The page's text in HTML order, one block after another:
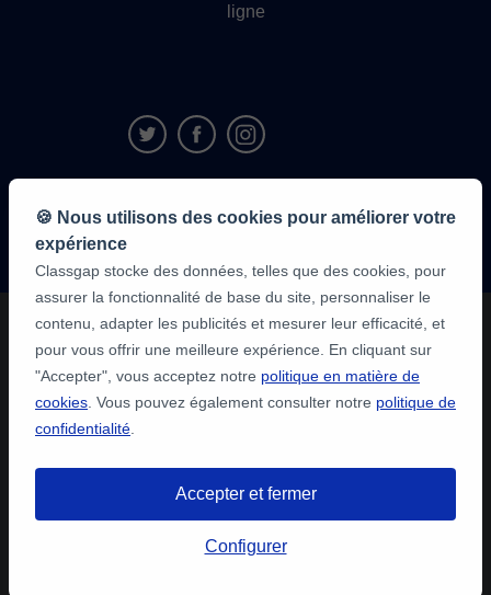
ligne
9,6/10
avis
🍪 Nous utilisons des cookies pour améliorer votre
expérience
Classgap stocke des données, telles que des cookies, pour
assurer la fonctionnalité de base du site, personnaliser le
contenu, adapter les publicités et mesurer leur efficacité, et
pour vous offrir une meilleure expérience. En cliquant sur
"Accepter", vous acceptez notre politique en matière de
cookies . Vous pouvez également consulter notre politique de
confidentialité
Accepter et fermer
Configurer